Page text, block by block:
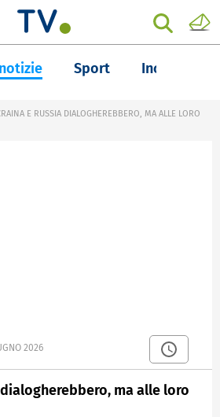
Sport Inchieste
E RUSSIA DIALOGHEREBBERO, MA ALLE LORO
2026
ma alle loro